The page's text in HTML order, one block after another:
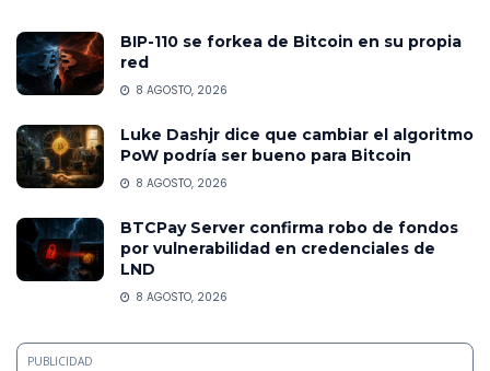
BIP-110 se forkea de Bitcoin en su propia
red
8 AGOSTO, 2026
Luke Dashjr dice que cambiar el algoritmo
PoW podría ser bueno para Bitcoin
8 AGOSTO, 2026
BTCPay Server confirma robo de fondos
por vulnerabilidad en credenciales de
LND
8 AGOSTO, 2026
PUBLICIDAD